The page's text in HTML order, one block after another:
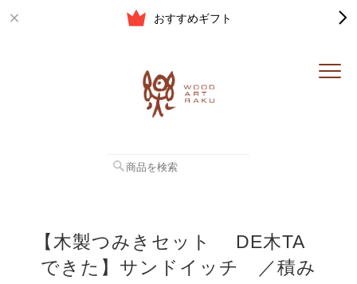
おすすめギフト
【木製つみきセット DE木TA
できた】サンドイッチ ／積み